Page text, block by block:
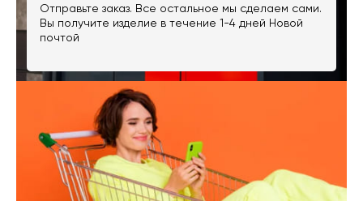
Отправьте заказ. Все остальное мы сделаем сами.
Вы получите изделие в течение 1-4 дней Новой
почтой